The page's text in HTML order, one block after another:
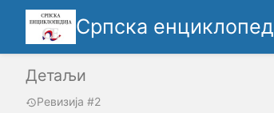
Српска
Детаљи
Ревизија #2